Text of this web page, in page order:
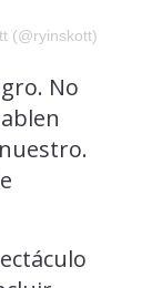
(@ryinskott)
No